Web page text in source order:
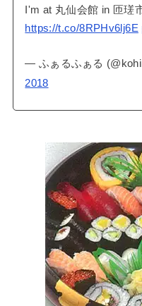
I'm at 丸仙会館 in 匝瑳
https://t.co/8RPHv6lj6E
— ふぁるふぁる
2018